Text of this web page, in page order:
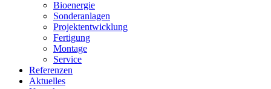
Bioenergie
Sonderanlagen
Projektentwicklung
Fertigung
Montage
Service
Referenzen
Aktuelles